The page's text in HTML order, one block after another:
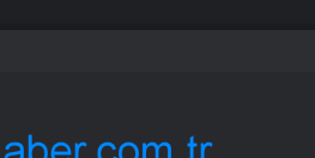
Başkan Mustafa Günay dahil, çok